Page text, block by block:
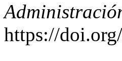
https://